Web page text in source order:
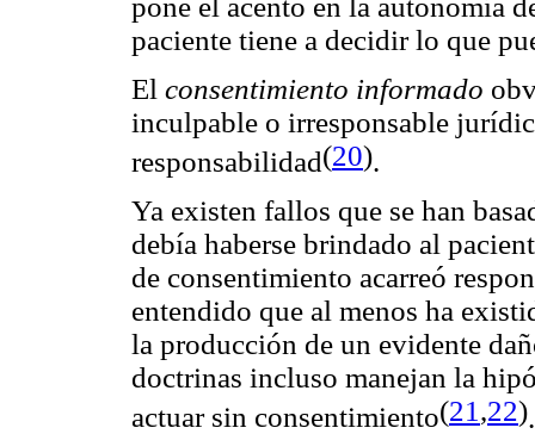
paciente tiene a decidir lo que
El consentimiento informado
inculpable o irresponsable
responsabilidad(20).
Ya existen fallos que se han
debía haberse brindado al
de consentimiento acarreó
entendido que al menos ha
la producción de un evidente
doctrinas incluso manejan la
actuar sin consentimiento(21,22)